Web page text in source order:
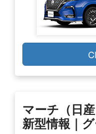
マーチ（日
新型情報｜